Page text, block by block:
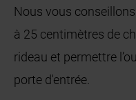
Nous vous
à 25 centimètres de
rideau et permettre
porte d'entrée.